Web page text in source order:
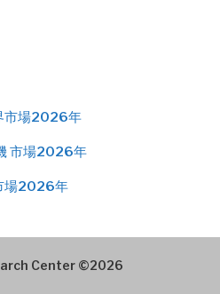
市場2026年
市場2026年
場2026年
Center ©2026